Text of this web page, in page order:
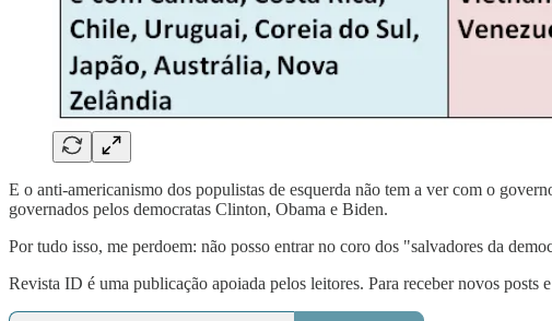
E o anti-americanismo dos populistas de esquerda não tem a ver com o
governados pelos democratas Clinton, Obama e Biden.
Por tudo isso, me perdoem: não posso entrar no coro dos "salvadores da
Revista ID é uma publicação apoiada pelos leitores. Para receber novos posts